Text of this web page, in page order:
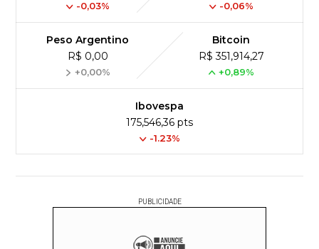
-0,03% -0,06%
Peso Argentino
R$ 0,00
+0,00%
Bitcoin
R$ 351,914,27
+0,89%
Ibovespa
175,546,36 pts
-1.23%
PUBLICIDADE